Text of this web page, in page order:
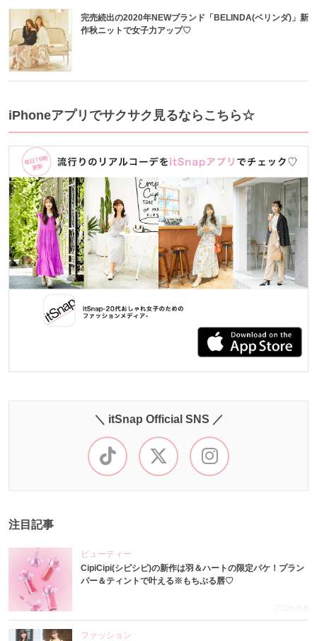
完売続出の2020年NEWブランド「BELINDA(ベリンダ)」新
作秋ニットで女子力アップ♡
iPhoneアプリでサクサク見るならこちら☆
＼ itSnap Official SNS ／
注目記事
ビューティー
CipiCipi(シピシピ)の新作は羽＆ハートの限定パケ！プラン
パー＆ティントで叶える※もちぷる唇♡
2026.8.6
ファッション